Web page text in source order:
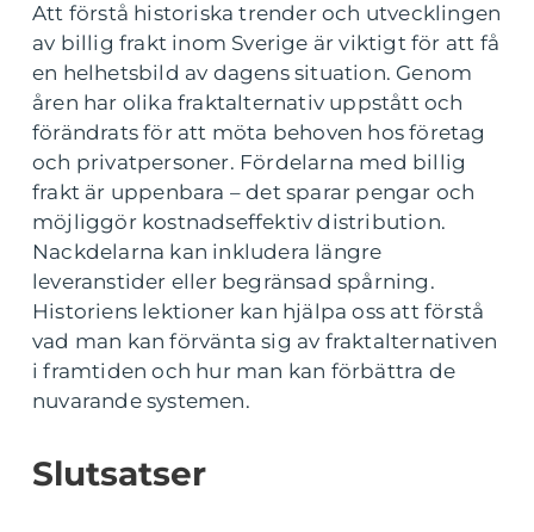
Att förstå historiska trender och utvecklingen
av billig frakt inom Sverige är viktigt för att få
en helhetsbild av dagens situation. Genom
åren har olika fraktalternativ uppstått och
förändrats för att möta behoven hos företag
och privatpersoner. Fördelarna med billig
frakt är uppenbara – det sparar pengar och
möjliggör kostnadseffektiv distribution.
Nackdelarna kan inkludera längre
leveranstider eller begränsad spårning.
Historiens lektioner kan hjälpa oss att förstå
vad man kan förvänta sig av fraktalternativen
i framtiden och hur man kan förbättra de
nuvarande systemen.
Slutsatser